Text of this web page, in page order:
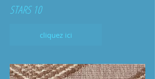
STARS 10
cliquez ici